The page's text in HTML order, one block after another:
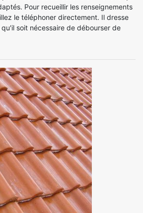
Pour recueillir les renseignements
le téléphoner directement. Il dresse
soit nécessaire de débourser de